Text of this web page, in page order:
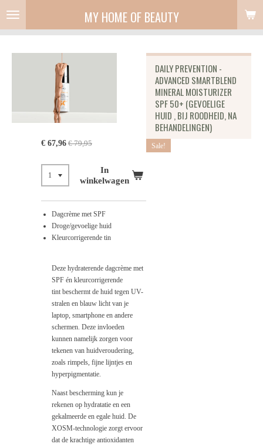
Ga
naar
MY HOME OF BEAUTY
DAILY PREVENTION -
ADVANCED SMARTBLEND
MINERAL MOISTURIZER
SPF 50+ (GEVOELIGE
HUID , BIJ ROODHEID, NA
BEHANDELINGEN)
Sale!
€ 67,96 € 79,95
In
winkelwagen
Dagcrème met SPF
Droge/gevoelige huid
Kleurcorrigerende tin
Deze hydraterende dagcrème met
SPF én kleurcorrigerende
tint beschermt de huid tegen UV-
stralen en blauw licht van je
laptop, smartphone en andere
schermen. Deze invloeden
kunnen namelijk zorgen voor
tekenen van huidveroudering,
zoals rimpels, fijne lijntjes en
hyperpigmentatie.
Naast bescherming kun je
rekenen op hydratatie en een
gekalmeerde en egale huid. De
XOSM-technologie zorgt ervoor
dat de krachtige antioxidanten